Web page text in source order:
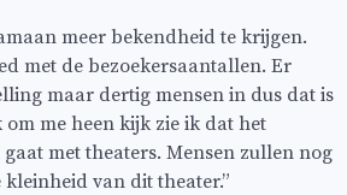
meer bekendheid te krijgen.
met de bezoekersaantallen. Er
maar dertig mensen in dus dat is
me heen kijk zie ik dat het
met theaters. Mensen zullen nog
van dit theater.”